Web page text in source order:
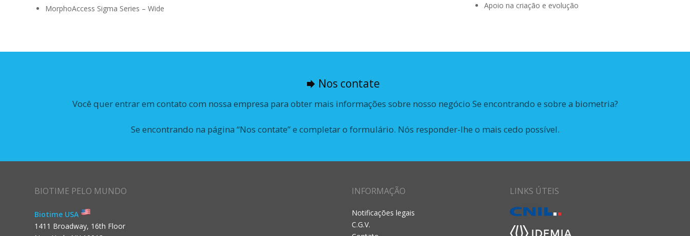
MorphoAccess Sigma Series – Wide
Apoio na criação e evolução
Nos contate
Você quer entrar em contato com nossa empresa para obter mais informações sobre nosso negócio Se encontrando e sobre a biometria?
Se encontrando na página “Nos contate” e completar o formulário. Nós responder-lhe o mais cedo possível.
BIOTIME PELO MUNDO
Biotime USA
1411 Broadway, 16th Floor
INFORMAÇÃO
Notificações legais
C.G.V.
LINKS ÚTEIS